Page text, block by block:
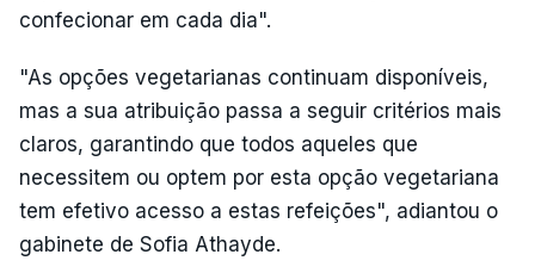
confecionar em cada dia".
"As opções vegetarianas continuam disponíveis,
mas a sua atribuição passa a seguir critérios mais
claros, garantindo que todos aqueles que
necessitem ou optem por esta opção vegetariana
tem efetivo acesso a estas refeições", adiantou o
gabinete de Sofia Athayde.